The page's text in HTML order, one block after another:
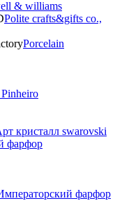
& williams
Polite crafts&gifts co.,
Porcelain
кристалл swarovski
фарфор
фарфор